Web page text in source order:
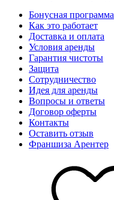
Бонусная программа
Как это работает
Доставка и оплата
Условия аренды
Гарантия чистоты
Защита
Сотрудничество
Идея для аренды
Вопросы и ответы
Договор оферты
Контакты
Оставить отзыв
Франшиза Арентер